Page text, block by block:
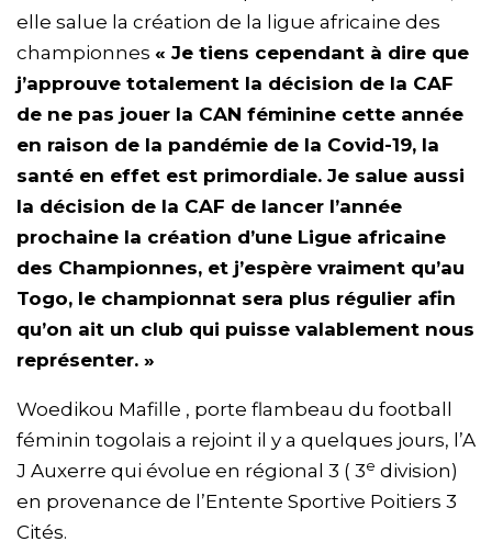
elle salue la création de la ligue africaine des
championnes « Je tiens cependant à dire que
j’approuve totalement la décision de la CAF
de ne pas jouer la CAN féminine cette année
en raison de la pandémie de la Covid-19, la
santé en effet est primordiale. Je salue aussi
la décision de la CAF de lancer l’année
prochaine la création d’une Ligue africaine
des Championnes, et j’espère vraiment qu’au
Togo, le championnat sera plus régulier afin
qu’on ait un club qui puisse valablement nous
représenter. »
Woedikou Mafille , porte flambeau du football
féminin togolais a rejoint il y a quelques jours, l’A
J Auxerre qui évolue en régional 3 ( 3e division)
en provenance de l’Entente Sportive Poitiers 3
Cités.